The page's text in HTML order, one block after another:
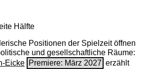
Hälfte
Positionen der Spielzeit öffnen
und gesellschaftliche Räume:
Eicke Premiere: März 2027 erzählt